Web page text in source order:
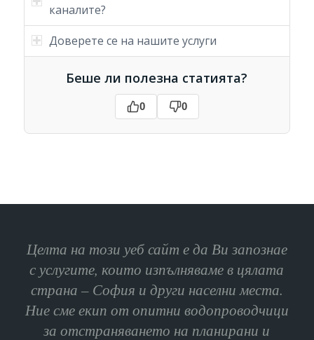
каналите?
Доверете се на нашите услуги
Беше ли полезна статията?
0 0
Целта на този уеб сайт е да Ви запознае
с услугите, които изпълняваме в цялата
страна – София и други населни места.
Ние сме екип от опитни водопроводчици
за отстраняването на планирани и